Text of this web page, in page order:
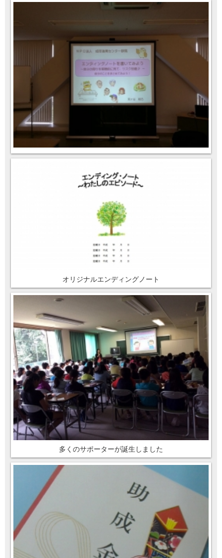
オリジナルエンディングノート
多くのサポーターが誕生しました